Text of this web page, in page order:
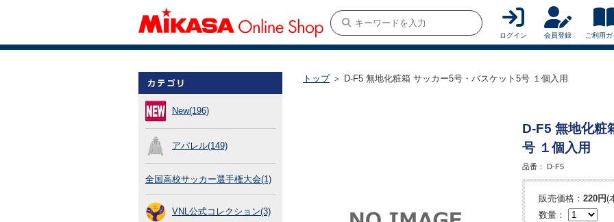
ログイン 会員登録 ご利用
New(196)
アパレル(149)
全国高校サッカー選手権大会(1)
VNL公式コレクション(3)
トップ＞ D-F5 無地化粧箱 サッカー5号・バスケット5号 １個入用
D-F5 無地化粧
号 １個入用
品番： D-F5
販売価格： 220円(
数量：